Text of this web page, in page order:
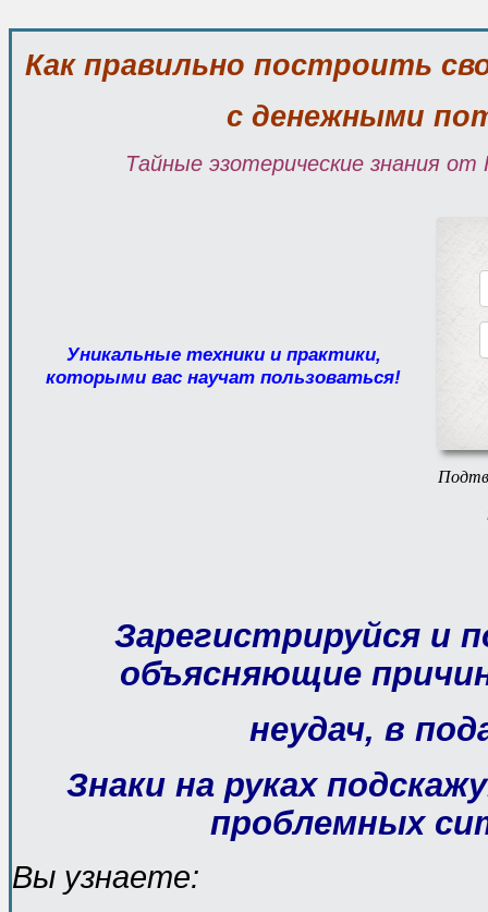
Как правильно построить
с денежными
Тайные эзотерические знания от
Уникальные техники и практики,
которыми вас научат пользоваться!
Зарегистрируйся и
объясняющие
неудач, в
Знаки на руках
проблемных
Вы узнаете: